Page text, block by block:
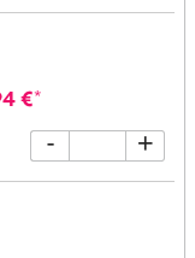
€*
- +